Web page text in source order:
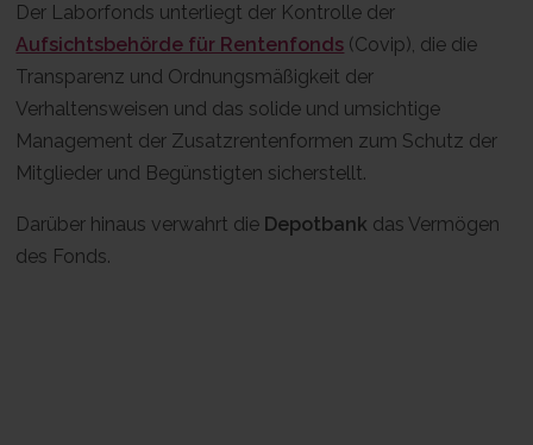
Der Laborfonds unterliegt der Kontrolle der
Aufsichtsbehörde für Rentenfonds (Covip), die die
Transparenz und Ordnungsmäßigkeit der
Verhaltensweisen und das solide und umsichtige
Management der Zusatzrentenformen zum Schutz der
Mitglieder und Begünstigten sicherstellt.
Darüber hinaus verwahrt die Depotbank das Vermögen
des Fonds.